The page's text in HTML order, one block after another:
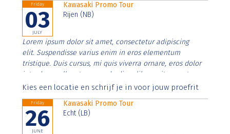
Friday
03
JULY
Kawasaki Promo Tour
Rijen (NB)
Lorem ipsum dolor sit amet, consectetur adipiscing
elit. Suspendisse varius enim in eros elementum
tristique. Duis cursus, mi quis viverra ornare, eros dolor
interdum nulla, ut commodo diam libero vitae erat.
Aenean faucibus nibh et justo cursus id rutrum lorem
Kies een locatie en schrijf je in voor jouw proefrit
Friday
26
JUNE
Kawasaki Promo Tour
Echt (LB)